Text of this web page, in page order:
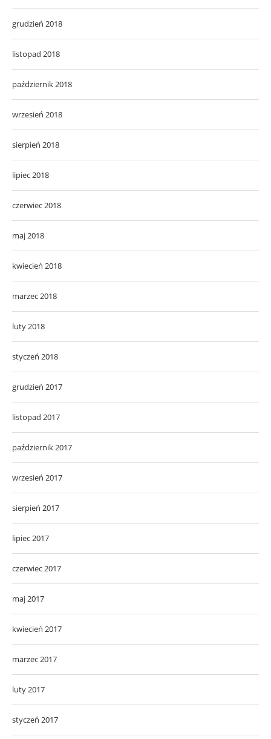
grudzień 2018
listopad 2018
październik 2018
wrzesień 2018
sierpień 2018
lipiec 2018
czerwiec 2018
maj 2018
kwiecień 2018
marzec 2018
luty 2018
styczeń 2018
grudzień 2017
listopad 2017
październik 2017
wrzesień 2017
sierpień 2017
lipiec 2017
czerwiec 2017
maj 2017
kwiecień 2017
marzec 2017
luty 2017
styczeń 2017